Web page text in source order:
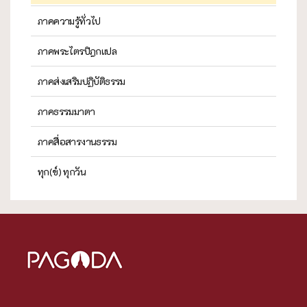
ภาคความรู้ทั่วไป
ภาคพระไตรปิฎกแปล
ภาคส่งเสริมปฏิบัติธรรม
ภาคธรรมมาตา
ภาคสื่อสารงานธรรม
ทุก(ข์) ทุกวัน